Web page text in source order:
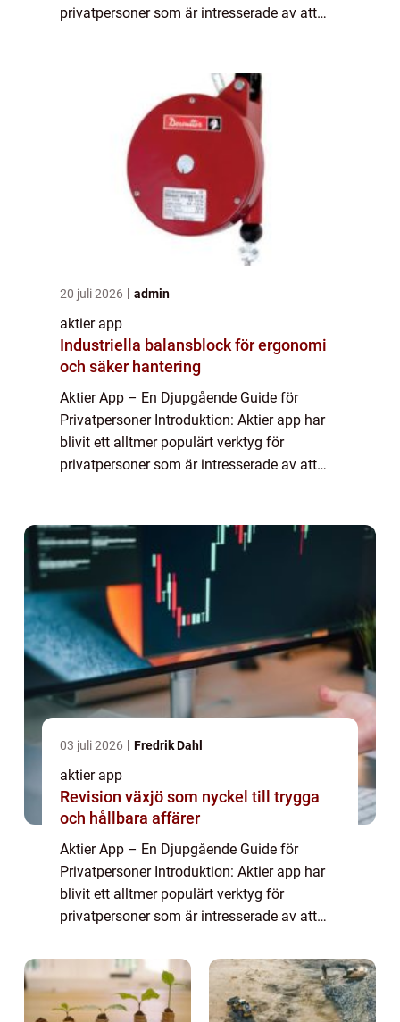
privatpersoner som är intresserade av att
20 juli 2026 admin
aktier app
Industriella balansblock för ergonomi
och säker hantering
Aktier App – En Djupgående Guide för
Privatpersoner Introduktion: Aktier app har
blivit ett alltmer populärt verktyg för
privatpersoner som är intresserade av att
03 juli 2026 Fredrik Dahl
aktier app
Revision växjö som nyckel till trygga
och hållbara affärer
Aktier App – En Djupgående Guide för
Privatpersoner Introduktion: Aktier app har
blivit ett alltmer populärt verktyg för
privatpersoner som är intresserade av att
dessa appar kan användare enkelt köpa, s...